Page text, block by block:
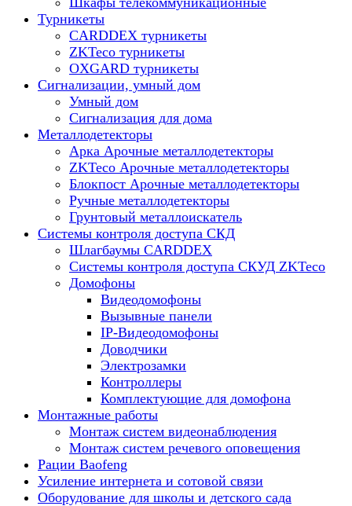
Турникеты
CARDDEX турникеты
ZKTeco турникеты
OXGARD турникеты
Сигнализации, умный дом
Умный дом
Сигнализация для дома
Металлодетекторы
Арка Арочные металлодетекторы
ZKTeco Арочные металлодетекторы
Блокпост Арочные металлодетекторы
Ручные металлодетекторы
Грунтовый металлоискатель
Системы контроля доступа СКД
Шлагбаумы CARDDEX
Системы контроля доступа СКУД ZKTeco
Домофоны
Видеодомофоны
Вызывные панели
IP-Видеодомофоны
Доводчики
Электрозамки
Контроллеры
Комплектующие для домофона
Монтажные работы
Монтаж систем видеонаблюдения
Монтаж систем речевого оповещения
Рации Baofeng
Усиление интернета и сотовой связи
Оборудование для школы и детского сада